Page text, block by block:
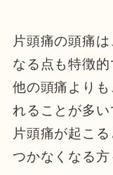
片頭痛の頭痛
なる点も特徴的
他の頭痛より
れることが多い
片頭痛が起こ
つかなくなる方